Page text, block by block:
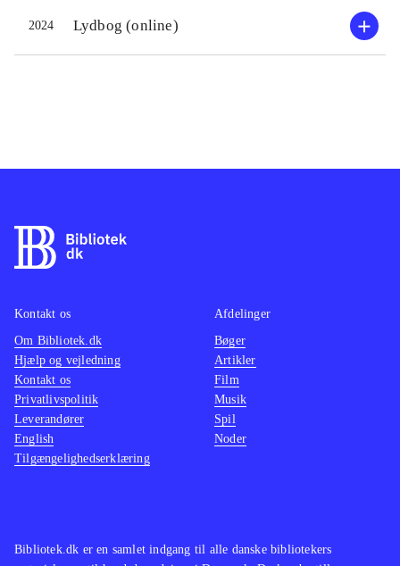
2024 Lydbog (online)
Bibliotek.dk er en samlet indgang til alle danske bibliotekers
Kontakt os
Om Bibliotek.dk
Hjælp og vejledning
Kontakt os
Privatlivspolitik
Leverandører
English
Tilgængelighedserklæring
Afdelinger
Bøger
Artikler
Film
Musik
Spil
Noder